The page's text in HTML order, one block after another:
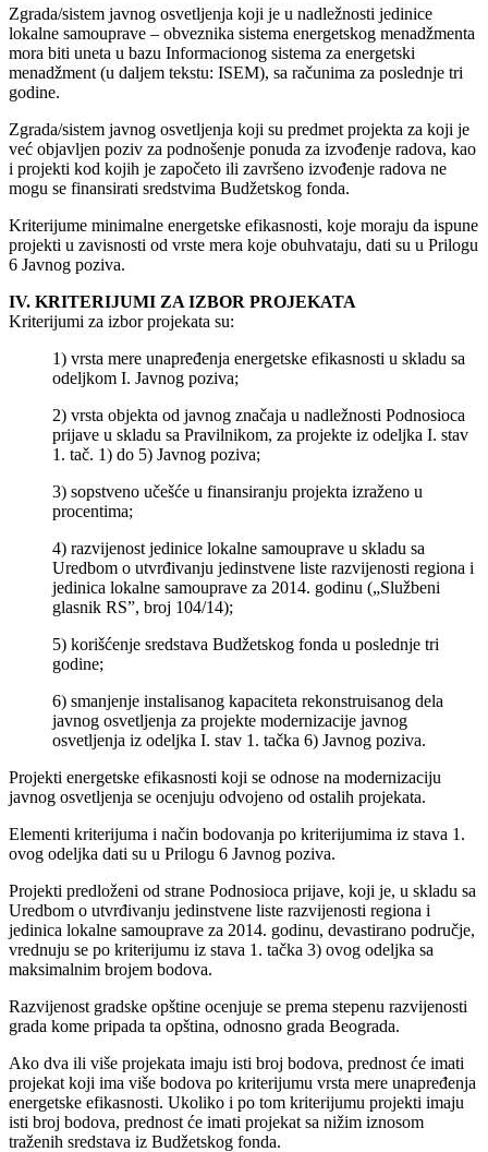
Zgrada/sistem javnog osvetljenja koji je u nadležnosti jedinice
lokalne samouprave – obveznika sistema energetskog menadžmenta
mora biti uneta u bazu Informacionog sistema za energetski
menadžment (u daljem tekstu: ISEM), sa računima za poslednje tri
godine.
Zgrada/sistem javnog osvetljenja koji su predmet projekta za koji je
već objavljen poziv za podnošenje ponuda za izvođenje radova, kao
i projekti kod kojih je započeto ili završeno izvođenje radova ne
mogu se finansirati sredstvima Budžetskog fonda.
Kriterijume minimalne energetske efikasnosti, koje moraju da ispune
projekti u zavisnosti od vrste mera koje obuhvataju, dati su u Prilogu
6 Javnog poziva.
IV. KRITERIJUMI ZA IZBOR PROJEKATA
Kriterijumi za izbor projekata su:
1) vrsta mere unapređenja energetske efikasnosti u skladu sa
odeljkom I. Javnog poziva;
2) vrsta objekta od javnog značaja u nadležnosti Podnosioca
prijave u skladu sa Pravilnikom, za projekte iz odeljka I. stav
1. tač. 1) do 5) Javnog poziva;
3) sopstveno učešće u finansiranju projekta izraženo u
procentima;
4) razvijenost jedinice lokalne samouprave u skladu sa
Uredbom o utvrđivanju jedinstvene liste razvijenosti regiona i
jedinica lokalne samouprave za 2014. godinu („Službeni
glasnik RS”, broj 104/14);
5) korišćenje sredstava Budžetskog fonda u poslednje tri
godine;
6) smanjenje instalisanog kapaciteta rekonstruisanog dela
javnog osvetljenja za projekte modernizacije javnog
osvetljenja iz odeljka I. stav 1. tačka 6) Javnog poziva.
Projekti energetske efikasnosti koji se odnose na modernizaciju
javnog osvetljenja se ocenjuju odvojeno od ostalih projekata.
Elementi kriterijuma i način bodovanja po kriterijumima iz stava 1.
ovog odeljka dati su u Prilogu 6 Javnog poziva.
Projekti predloženi od strane Podnosioca prijave, koji je, u skladu sa
Uredbom o utvrđivanju jedinstvene liste razvijenosti regiona i
jedinica lokalne samouprave za 2014. godinu, devastirano područje,
vrednuju se po kriterijumu iz stava 1. tačka 3) ovog odeljka sa
maksimalnim brojem bodova.
Razvijenost gradske opštine ocenjuje se prema stepenu razvijenosti
grada kome pripada ta opština, odnosno grada Beograda.
Ako dva ili više projekata imaju isti broj bodova, prednost će imati
projekat koji ima više bodova po kriterijumu vrsta mere unapređenja
energetske efikasnosti. Ukoliko i po tom kriterijumu projekti imaju
isti broj bodova, prednost će imati projekat sa nižim iznosom
traženih sredstava iz Budžetskog fonda.